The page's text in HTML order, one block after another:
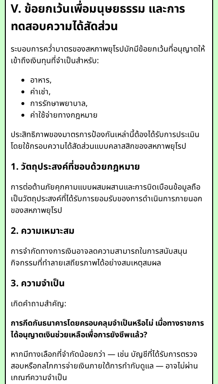
V. ข้อยกเว้นเพื่อมนุษยธรรม และการ
ทดสอบความได้สัดส่วน
ระบอบการคว่ำบาตรของสหภาพยุโรปมักมีข้อยกเว้นที่อนุญาตให้
เข้าถึงเงินทุนที่จำเป็นสำหรับ:
อาหาร,
ค่าเช่า,
การรักษาพยาบาล,
ค่าใช้จ่ายทางกฎหมาย
ประสิทธิภาพของมาตรการป้องกันเหล่านี้ต้องได้รับการประเมิน
โดยใช้กรอบความได้สัดส่วนแบบคลาสสิกของสหภาพยุโรป
1. วัตถุประสงค์ที่ชอบด้วยกฎหมาย
การต่อต้านภัยคุกคามแบบผสมผสานและการบิดเบือนข้อมูลถือ
เป็นวัตถุประสงค์ที่ได้รับการยอมรับของการดำเนินการภายนอก
ของสหภาพยุโรป
2. ความเหมาะสม
การจำกัดทางการเงินอาจลดความสามารถในการสนับสนุน
กิจกรรมที่ทำลายเสถียรภาพได้อย่างสมเหตุสมผล
3. ความจำเป็น
เกิดคำถามสำคัญ:
การกีดกันธนาคารโดยครอบคลุมจำเป็นหรือไม่ เมื่อทางราชการ
ได้อนุญาตเงินช่วยเหลือเพื่อการยังชีพแล้ว?
หากมีทางเลือกที่จำกัดน้อยกว่า — เช่น บัญชีที่ได้รับการตรวจ
สอบหรือกลไกการจ่ายเงินภายใต้การกำกับดูแล — อาจไม่ผ่าน
เกณฑ์ความจำเป็น